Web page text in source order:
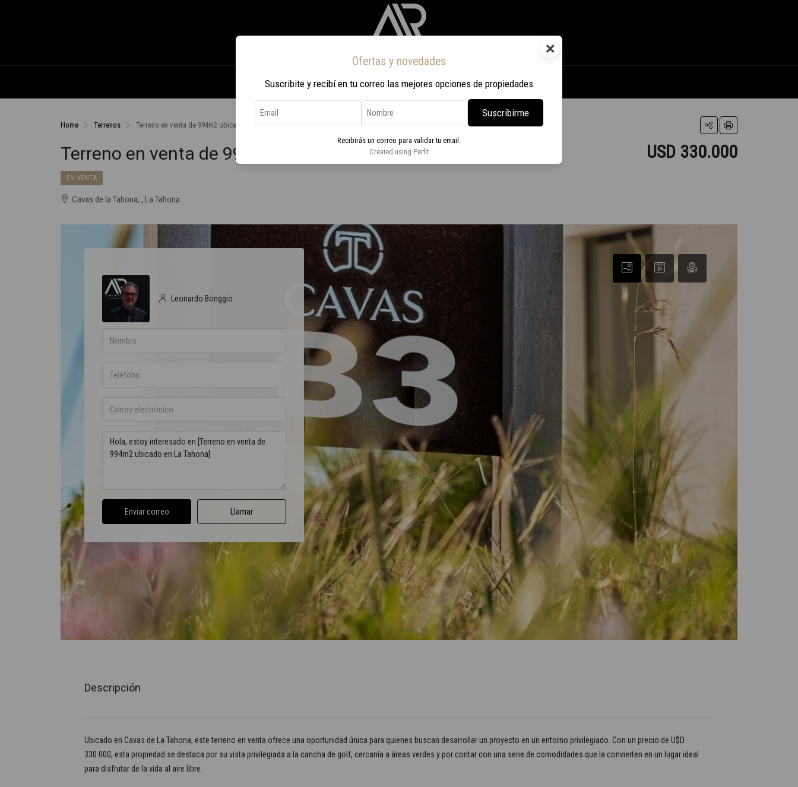
×
Ofertas y novedades
Suscribite y recibí en tu correo las mejores opciones de propiedades
Suscribirme
Recibirás un correo para validar tu email.
Created using Perfit
Inicio Propiedades Nosotros Contacto Viaje a Rio 2026
Home Terrenos Terreno en venta de 994m2 ubicado en La Tahona
Terreno en venta de 994m2 ubicado en La Tahona USD 330.000
EN VENTA
Cavas de la Tahona, , La Tahona
Leonardo Bonggio
Enviar correo Llamar
Descripción
Ubicado en Cavas de La Tahona, este terreno en venta ofrece una oportunidad única para quienes buscan desarrollar un proyecto en un entorno privilegiado. Con un precio de U$D
330.000, esta propiedad se destaca por su vista privilegiada a la cancha de golf, cercanía a áreas verdes y por contar con una serie de comodidades que la convierten en un lugar ideal
para disfrutar de la vida al aire libre.